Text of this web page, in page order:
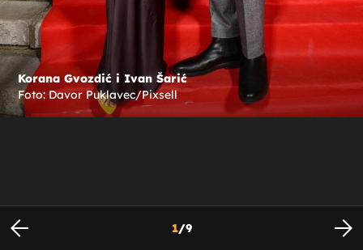
Korana Gvozdić i Ivan Šarić
Foto: Davor Puklavec/Pixsell
1/9